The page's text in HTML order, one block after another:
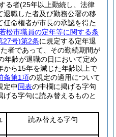
る者(25年以上勤続し、法律
職した者及び勤務公署の移
命権者が市長の承認を得た
松市職員の定年等に関する条
27号)第2条に規定する定年退
者であって、その勤続期間が
年齢が退職の日において定め
から15年を減じた年齢以上で
条第1項の規定の適用について
定中同表の中欄に掲げる字句
げる字句に読み替えるものと
読み替える字句